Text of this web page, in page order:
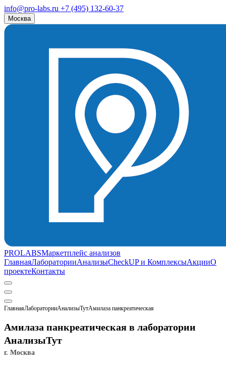
info@pro-labs.ru +7 (495) 132-60-37
Москва
PROLABSМаркетплейс анализов
ГлавнаяЛабораторииАнализыCheckUP и КомплексыАкцииО
проектеКонтакты
ГлавнаяЛабораторииАнализыТутАмилаза панкреатическая
Амилаза панкреатическая в лаборатории
АнализыТут
г. Москва